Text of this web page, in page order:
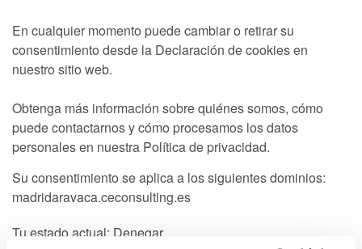
En cualquier momento puede cambiar o retirar su
consentimiento desde la Declaración de cookies en
nuestro sitio web.
Obtenga más información sobre quiénes somos, cómo
puede contactarnos y cómo procesamos los datos
personales en nuestra Política de privacidad.
Su consentimiento se aplica a los siguientes dominios:
madridaravaca.ceconsulting.es
Tu estado actual: Denegar.